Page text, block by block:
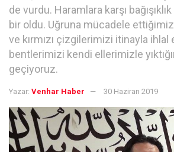
de vurdu. Haramlara karşı
bir oldu. Uğruna mücadele ettiğimiz
ve kırmızı çizgilerimizi itinayla
bentlerimizi kendi ellerimizle
geçiyoruz.
Yazar: Venhar Haber 30 Haziran 2019